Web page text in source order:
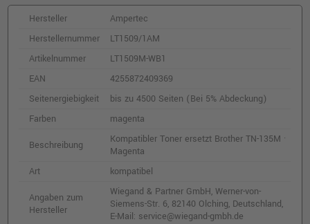
Hersteller
Ampertec
Herstellernummer
LT1509/1AM
Artikelnummer
LT1509M-WB1
EAN
4255872409369
Seitenergiebigkeit
bis zu 4500 Seiten (Bei 5% Abdeckung)
Farben
magenta
Beschreibung
Kompatibler Toner ersetzt Brother TN-135M ·
Magenta
Art
kompatibel
Angaben zum
Hersteller
Wiegand & Partner GmbH, Werner-von-
Siemens-Str. 6, 82140 Olching, Deutschland,
E-Mail: service@wiegand-gmbh.de